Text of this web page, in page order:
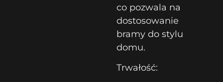
co pozwala na
dostosowanie
bramy do stylu
domu.
Trwałość: